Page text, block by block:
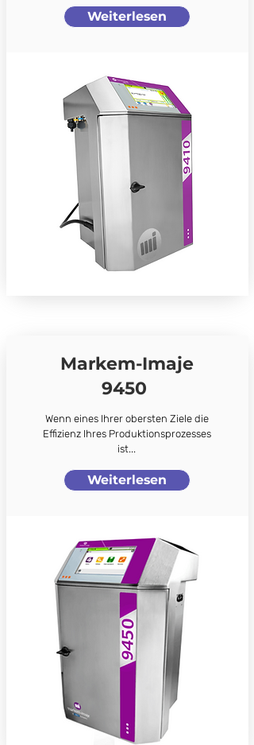
Weiterlesen
Markem-Imaje
9450
Wenn eines Ihrer obersten Ziele die
Effizienz Ihres Produktionsprozesses
ist...
Weiterlesen